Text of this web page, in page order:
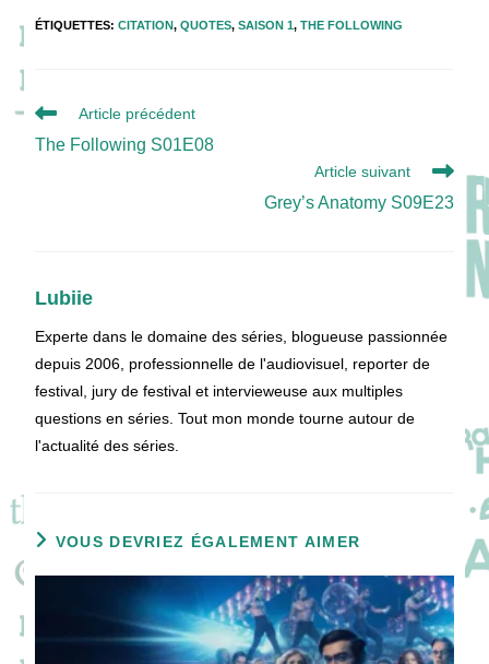
ÉTIQUETTES:CITATION, QUOTES, SAISON 1, THE FOLLOWING
Read
articles
Article précédent
The Following S01E08
Article suivant
Grey’s Anatomy S09E23
Lubiie
Experte dans le domaine des séries, blogueuse passionnée
depuis 2006, professionnelle de l'audiovisuel, reporter de
festival, jury de festival et intervieweuse aux multiples
questions en séries. Tout mon monde tourne autour de
l'actualité des séries.
VOUS DEVRIEZ ÉGALEMENT AIMER